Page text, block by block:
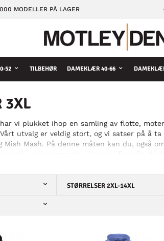
MODELLER PÅ LAGER
52 TILBEHØR DAMEKLÆR 40-66
3XL
vi plukket ihop en samling av flotte,
utvalg er veldig stort, og vi satser på å
Mish Mash. På denne måten kan du,
fra enklere ensfargede skjorter til både
STØRRELSER 2XL-14XL